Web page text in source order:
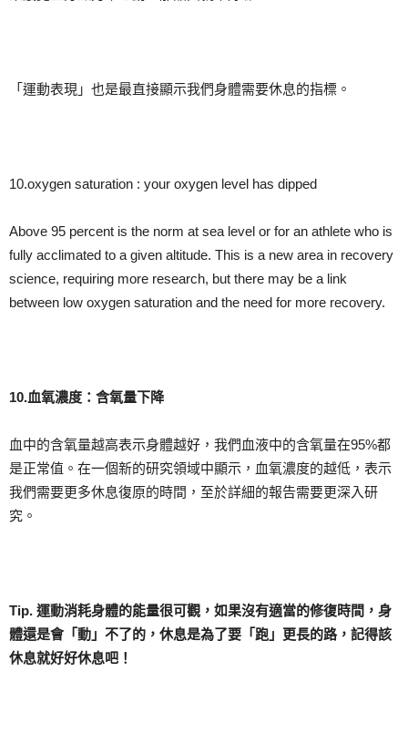
「運動表現」也是最直接顯示我們身體需要休息的指標。
10.oxygen saturation : your oxygen level has dipped
Above 95 percent is the norm at sea level or for an athlete who is
fully acclimated to a given altitude. This is a new area in recovery
science, requiring more research, but there may be a link
between low oxygen saturation and the need for more recovery.
10.血氧濃度：含氧量下降
血中的含氧量越高表示身體越好，我們血液中的含氧量在95%都
是正常值。在一個新的研究領域中顯示，血氧濃度的越低，表示
我們需要更多休息復原的時間，至於詳細的報告需要更深入研
究。
Tip. 運動消耗身體的能量很可觀，如果沒有適當的修復時間，身
體還是會「動 」不了的，休息是為了要 「跑 」更長的路， 記得該
休息就好好休息吧！